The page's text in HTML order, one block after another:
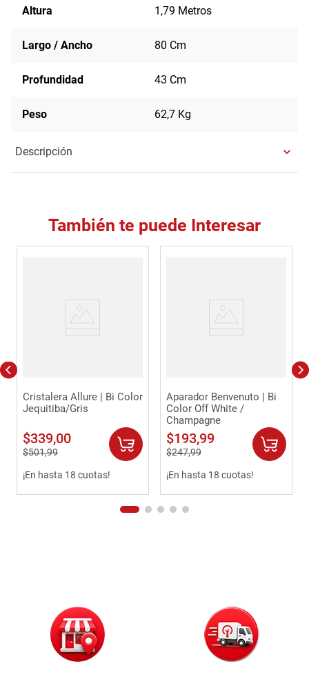
Altura 1,79 Metros
Largo / Ancho 80 Cm
Profundidad 43 Cm
Peso 62,7 Kg
Descripción
También te puede Interesar
Cristalera Allure | Bi Color
Jequitiba/Gris
$339,00
$501,99
¡En hasta 18 cuotas!
Aparador Benvenuto | Bi
Color Off White /
Champagne
$193,99
$247,99
¡En hasta 18 cuotas!